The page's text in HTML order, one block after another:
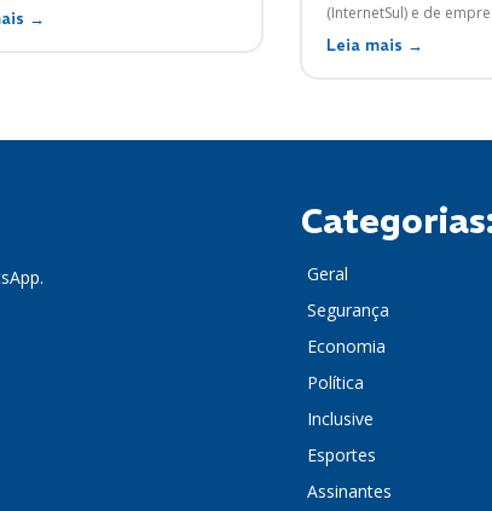
→
(InternetSul) e de
Leia mais →
Geral
Segurança
Economia
Política
Inclusive
Esportes
Assinantes